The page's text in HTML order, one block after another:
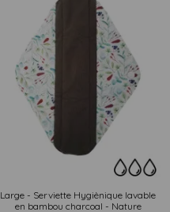
Large - Serviette Hygiènique lavable
en bambou charcoal - Nature